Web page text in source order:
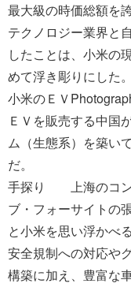
最大級の時価総額を
テクノロジー業界と
したことは、小米の
めて浮き彫りにした。
小米のＥＶ
ＥＶを販売する中国
ム（生態系）を築い
だ。
手探り 上海のコン
ブ・フォーサイトの
と小米を思い浮かべ
安全規制への対応や
構築に加え、豊富な